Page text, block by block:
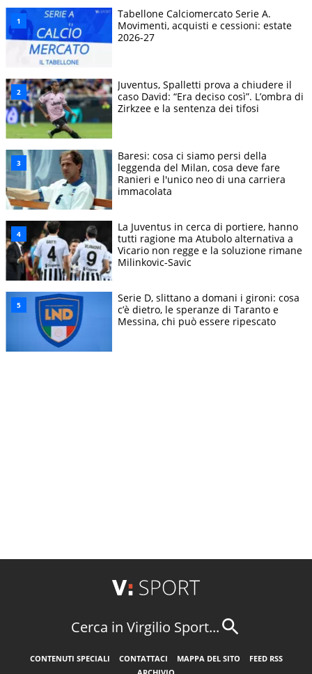
Tabellone Calciomercato Serie A.
Movimenti, acquisti e cessioni: estate
2026-27
Juventus, Spalletti prova a chiudere il
caso David: “Era deciso così”. L’ombra di
Zirkzee e la sentenza dei tifosi
Baresi: cosa ci siamo persi della
leggenda del Milan, cosa deve fare
Ranieri e l'unico neo di una carriera
immacolata
La Juventus in cerca di portiere, hanno
tutti ragione ma Atubolo alternativa a
Vicario non regge e la soluzione rimane
Milinkovic-Savic
Serie D, slittano a domani i gironi: cosa
c’è dietro, le speranze di Taranto e
Messina, chi può essere ripescato
Cerca in Virgilio Sport...
CONTENUTI SPECIALI CONTATTACI MAPPA DEL SITO
FEED RSS